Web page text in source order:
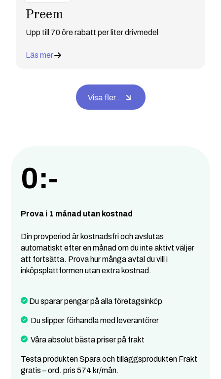
Preem
Upp till 70 öre rabatt per liter drivmedel
Läs mer
Visa fler...
0:-
Prova i 1 månad utan kostnad
Din provperiod är kostnadsfri och avslutas
automatiskt efter en månad om du inte aktivt väljer
att fortsätta. Prova hur många avtal du vill i
inköpsplattformen utan extra kostnad.
Du sparar pengar på alla företagsinköp
Du slipper förhandla med leverantörer
Våra absolut bästa priser på frakt
Testa produkten Spara och tilläggsprodukten Frakt
gratis – ord. pris 574 kr/mån.